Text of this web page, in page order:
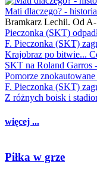
Mati dlaczego? -
Bramkarz Lechii. Od
Pieczonka (SKT)
F. Pieczonka (SKT)
Krajobraz po bitwie...
SKT na Roland Garros
Pomorze
F. Pieczonka (SKT)
Z różnych boisk i
więcej ...
Piłka w grze